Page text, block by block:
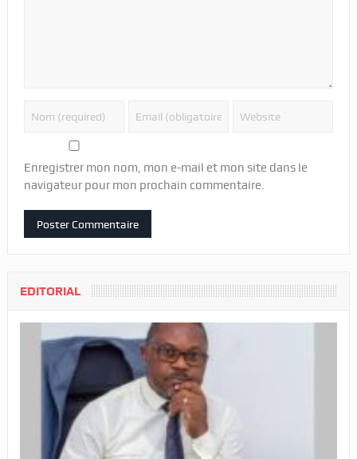
Enregistrer mon nom, mon e-mail et mon site dans le
navigateur pour mon prochain commentaire.
EDITORIAL